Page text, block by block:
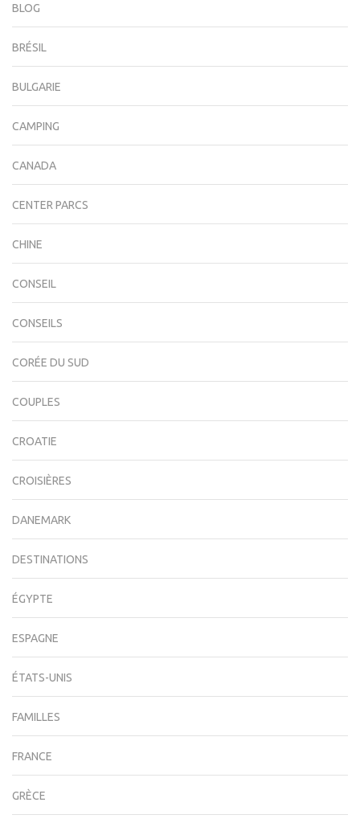
BLOG
BRÉSIL
BULGARIE
CAMPING
CANADA
CENTER PARCS
CHINE
CONSEIL
CONSEILS
CORÉE DU SUD
COUPLES
CROATIE
CROISIÈRES
DANEMARK
DESTINATIONS
ÉGYPTE
ESPAGNE
ÉTATS-UNIS
FAMILLES
FRANCE
GRÈCE